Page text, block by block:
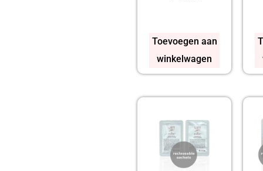
Toevoegen aan
winkelwagen